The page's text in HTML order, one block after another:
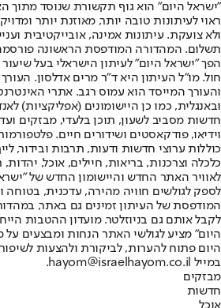
"ישראל היום" הוא גוף תקשורת שנוסד מתוך
ראוי לעיתונות טובה יותר, מאוזנת יותר
ולא צועקת. עיתונות אמינה, אובייקטיבית
הפך "ישראל היום" לעיתון הישראלי בעל
חול. מו"ל העיתון היא ד"ר מרים אדלסון.
והעורך המייסד הוא עמוס רגב. אתרי
חדשות מסביב לשעון, תוכן בלעדי, מבזקים
וידיאו, פודקאסטים ושידורים חיים.
כוללות ערוצי חדשות ודעות, תרבות ובידור,
לאוויר האתר החדש והיישומון החדש של
לספק לגולשים חוויה מהירה, עדכנית, בטוחה
המודפסת של העיתון זמינים גם באתר,
לקבל אותם גם בניוזלטר. מועדון ההטבות
היום" מציע לגולשי האתר הנחות ומבצעים על
היום פתוח להערות, לביקורת ולהצעות
במייל hayom@israelhayom.co.il.
מבזקים
חדשות